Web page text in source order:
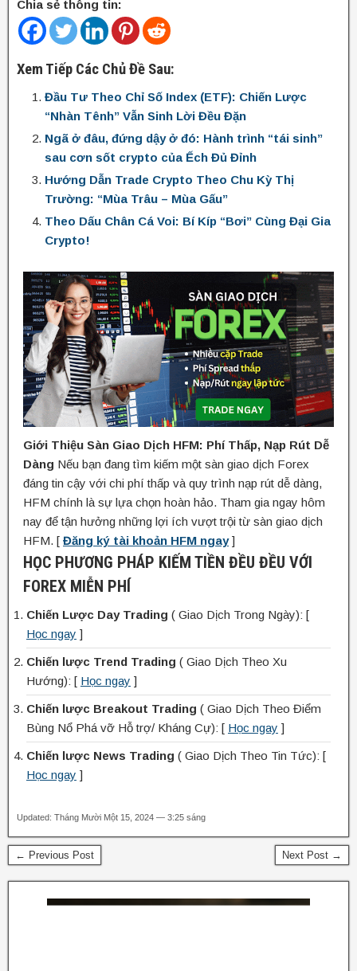
Chia sẻ thông tin:
Xem Tiếp Các Chủ Đề Sau:
Đầu Tư Theo Chỉ Số Index (ETF): Chiến Lược
“Nhàn Tênh” Vẫn Sinh Lời Đều Đặn
Ngã ở đâu, đứng dậy ở đó: Hành trình “tái sinh”
sau cơn sốt crypto của Ếch Đủ Đỉnh
Hướng Dẫn Trade Crypto Theo Chu Kỳ Thị
Trường: “Mùa Trâu – Mùa Gấu”
Theo Dấu Chân Cá Voi: Bí Kíp “Bơi” Cùng Đại Gia
Crypto!
Giới Thiệu Sàn Giao Dịch HFM: Phí Thấp, Nạp Rút Dễ
Dàng Nếu bạn đang tìm kiếm một sàn giao dịch Forex
đáng tin cậy với chi phí thấp và quy trình nạp rút dễ dàng,
HFM chính là sự lựa chọn hoàn hảo. Tham gia ngay hôm
nay để tận hưởng những lợi ích vượt trội từ sàn giao dịch
HFM. [ Đăng ký tài khoản HFM ngay]
HỌC PHƯƠNG PHÁP KIẾM TIỀN ĐỀU ĐỀU VỚI
FOREX MIỄN PHÍ
Chiến Lược Day Trading ( Giao Dịch Trong Ngày): [
Học ngay ]
Chiến lược Trend Trading ( Giao Dịch Theo Xu
Hướng): [ Học ngay ]
Chiến lược Breakout Trading ( Giao Dịch Theo Điểm
Bùng Nổ Phá vỡ Hỗ trợ/ Kháng Cự): [ Học ngay ]
Chiến lược News Trading ( Giao Dịch Theo Tin Tức): [
Học ngay ]
Updated: Tháng Mười Một 15, 2024 — 3:25 sáng
← Previous Post Next Post →